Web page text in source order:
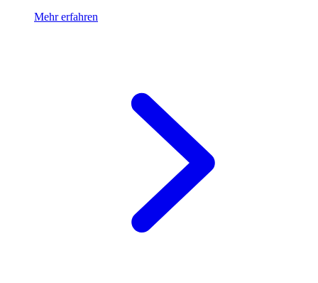
Mehr erfahren